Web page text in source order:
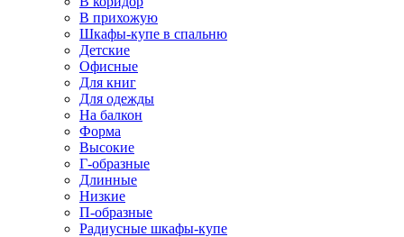
В прихожую
Шкафы-купе в спальню
Детские
Офисные
Для книг
Для одежды
На балкон
Форма
Высокие
Г-образные
Длинные
Низкие
П-образные
Радиусные шкафы-купе